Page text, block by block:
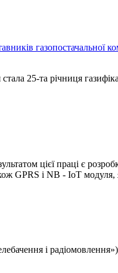
газопостачальної
25-та річниця
цієї праці є
GPRS і NB - IoT модуля,
і радіомовлення»)